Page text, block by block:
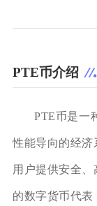
PTE币介绍
PTE币是一
性能导向的经
用户提供安全
的数字货币代